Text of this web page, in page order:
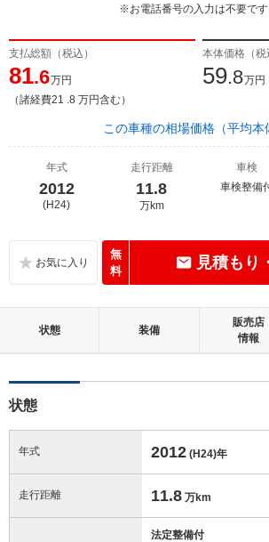
※お電話番号の入力は不要です
支払総額（税込）
81.6万円
（諸経費21 .8 万円含む）
本体価格（税
59.8万円
この車種の相場価格（平均本
年式
2012
(H24)
走行距離
11.8
万km
車検
車検整備
無
料
見積もり
状態 装備
販売店
情報
状態
年式 2012 (H24)年
走行距離 11.8 万km
法定整備付